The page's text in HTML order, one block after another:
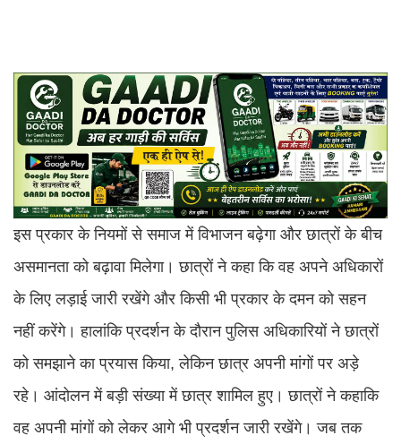
इस प्रकार के नियमों से समाज में विभाजन बढ़ेगा और छात्रों के बीच
असमानता को बढ़ावा मिलेगा। छात्रों ने कहा कि वह अपने अधिकारों
के लिए लड़ाई जारी रखेंगे और किसी भी प्रकार के दमन को सहन
नहीं करेंगे। हालांकि प्रदर्शन के दौरान पुलिस अधिकारियों ने छात्रों
को समझाने का प्रयास किया, लेकिन छात्र अपनी मांगों पर अड़े
रहे। आंदोलन में बड़ी संख्या में छात्र शामिल हुए। छात्रों ने कहाकि
वह अपनी मांगों को लेकर आगे भी प्रदर्शन जारी रखेंगे। जब तक